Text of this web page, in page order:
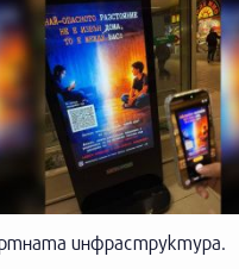
инфраструктура.